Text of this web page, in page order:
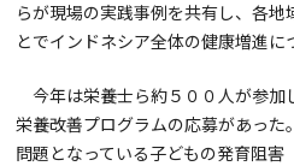
らが現場の実践事例を共有し、各
とでインドネシア全体の健康増進に
今年は栄養士ら約５００人が参加
栄養改善プログラムの応募があっ
問題となっている子どもの発育阻害